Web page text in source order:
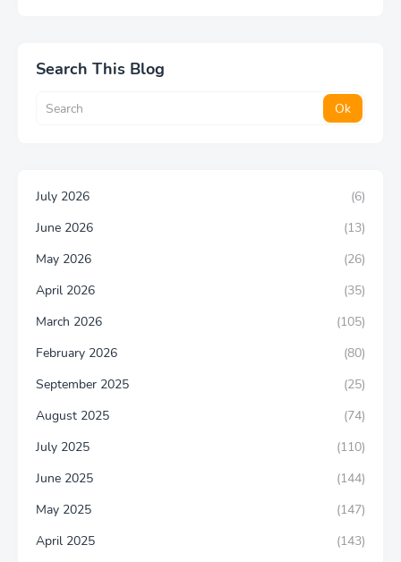
Search This Blog
July 2026
(6)
June 2026
(13)
May 2026
(26)
April 2026
(35)
March 2026
(105)
February 2026
(80)
September 2025
(25)
August 2025
(74)
July 2025
(110)
June 2025
(144)
May 2025
(147)
April 2025
(143)